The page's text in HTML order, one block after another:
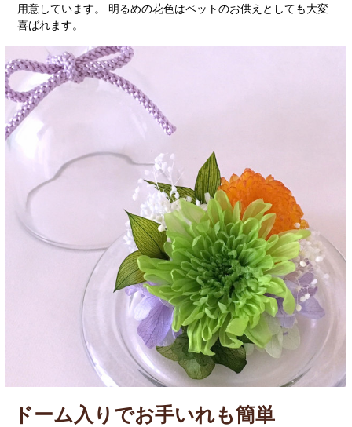
用意しています。 明るめの花色はペットのお供えとしても大変
喜ばれます。
ドーム入りでお手いれも簡単